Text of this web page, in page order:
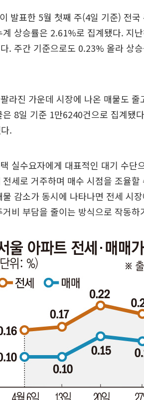
발표한 5월 첫째 주(4일 기준) 전
계 상승률은 2.61%로 집계됐다. 지
. 주간 기준으로도 0.23% 올라 상
라진 가운데 시장에 나온 매물도
8일 기준 1만6240건으로 집계됐
.
실수요자에게 대표적인 대기 수단
세로 거주하며 매수 시점을 조율
감소가 동시에 나타나면 전세 시
비 부담을 줄이는 방식으로 작동하